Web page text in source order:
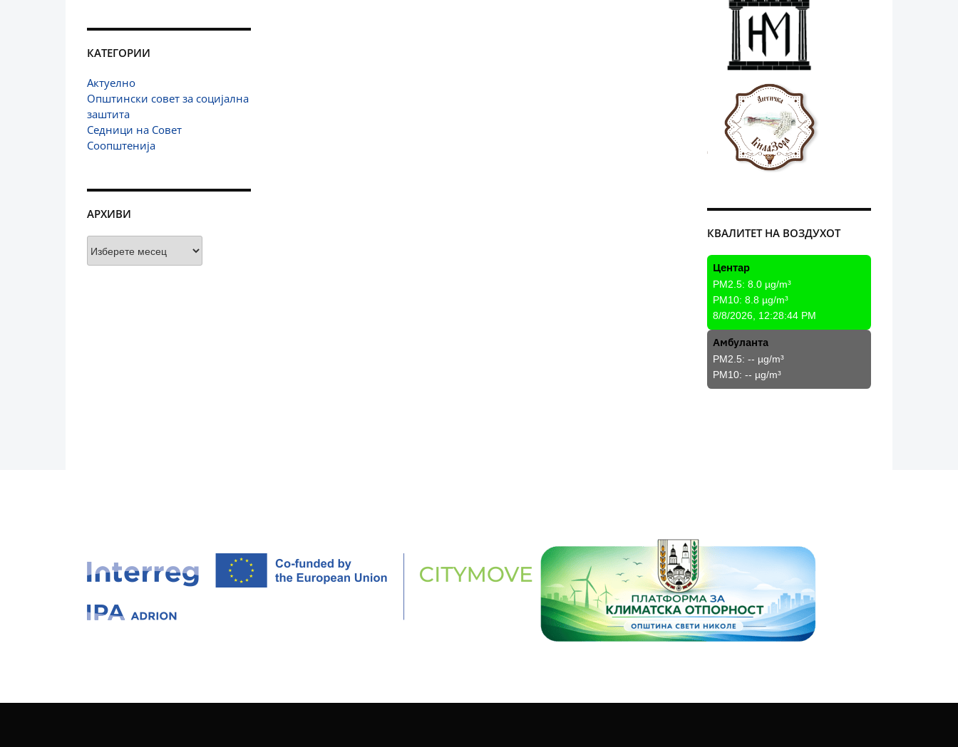
КАТЕГОРИИ
Актуелно
Општински совет за социјална
заштита
Седници на Совет
Соопштенија
АРХИВИ
КВАЛИТЕТ НА ВОЗДУХОТ
Центар
PM2.5: 8.0 µg/m³
PM10: 8.8 µg/m³
8/8/2026, 12:28:44 PM
Амбуланта
PM2.5: -- µg/m³
PM10: -- µg/m³